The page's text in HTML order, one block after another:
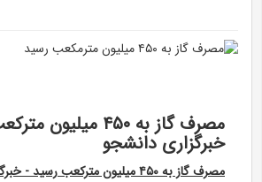
مصرف گاز به ۴۵۰
خبرگزاری دانشجو
مصرف گاز به ۴۵۰ میلیون مترکعب رسید - خبرگزاری دانشجو